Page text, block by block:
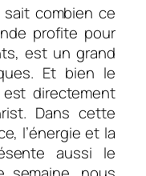
combien ce
profite pour
est un grand
Et bien le
directement
Dans cette
l’énergie et la
aussi le